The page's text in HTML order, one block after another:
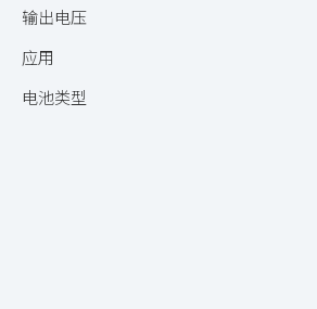
输出电压
应用
电池类型